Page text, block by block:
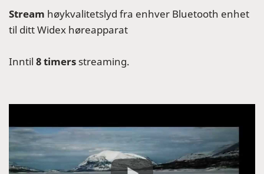
Stream høykvalitetslyd fra enhver Bluetooth enhet
til ditt Widex høreapparat
Inntil 8 timersstreaming.